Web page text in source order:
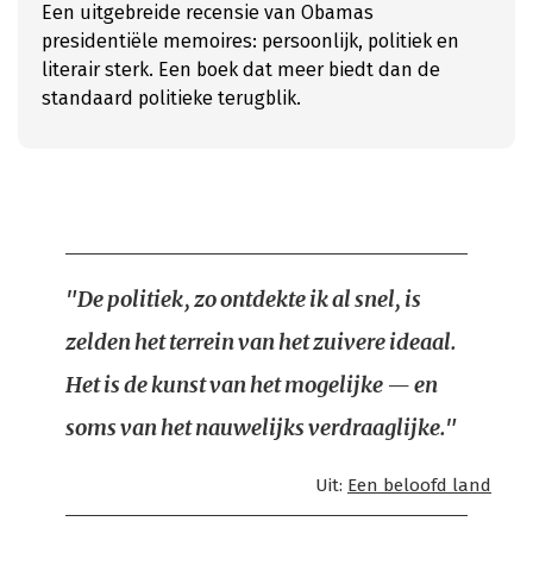
Een uitgebreide recensie van Obamas
presidentiële memoires: persoonlijk, politiek en
literair sterk. Een boek dat meer biedt dan de
standaard politieke terugblik.
"De politiek, zo ontdekte ik al snel, is
zelden het terrein van het zuivere ideaal.
Het is de kunst van het mogelijke — en
soms van het nauwelijks verdraaglijke."
Uit: Een beloofd land